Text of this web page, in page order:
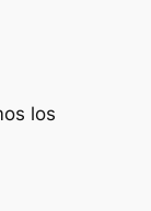
los